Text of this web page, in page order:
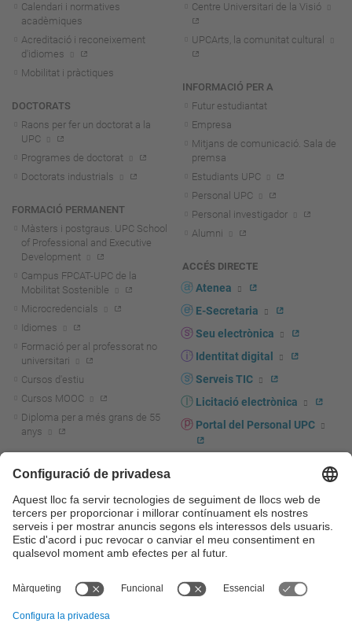
Calendari i normatives
acadèmiques
Acreditació i reconeixement
d'idiomes
Mobilitat i pràctiques
DOCTORATS
Raons per fer un doctorat a la
UPC
Programes de doctorat
Doctorats industrials
FORMACIÓ PERMANENT
Màsters i postgraus. UPC School
of Professional and Executive
Development
Campus FPCAT-UPC de la
Mobilitat Sostenible
Microcredencials
Idiomes
Formació per al professorat no
universitari
Cursos d'estiu
Cursos MOOC
Diploma per a més grans de 55
anys
Actualitat R+D+I
La recerca a la UPC
La transferència, l'emprenedoria i
la innovació a la UPC
Foment i suport a la recerca
transferència, l'emprenedoria i la
Serveis per a empreses
Centre Universitari de la Visió
UPCArts, la comunitat cultural
INFORMACIÓ PER A
Futur estudiantat
Empresa
Mitjans de comunicació. Sala de
premsa
Estudiants UPC
Personal UPC
Personal investigador
Alumni
ACCÉS DIRECTE
Atenea
E-Secretaria
Seu electrònica
Identitat digital
Serveis TIC
Licitació electrònica
Portal del Personal UPC
UPCshop, marxandatge
Sala de premsa
Seguretat i salut
Autoprotecció i emergències